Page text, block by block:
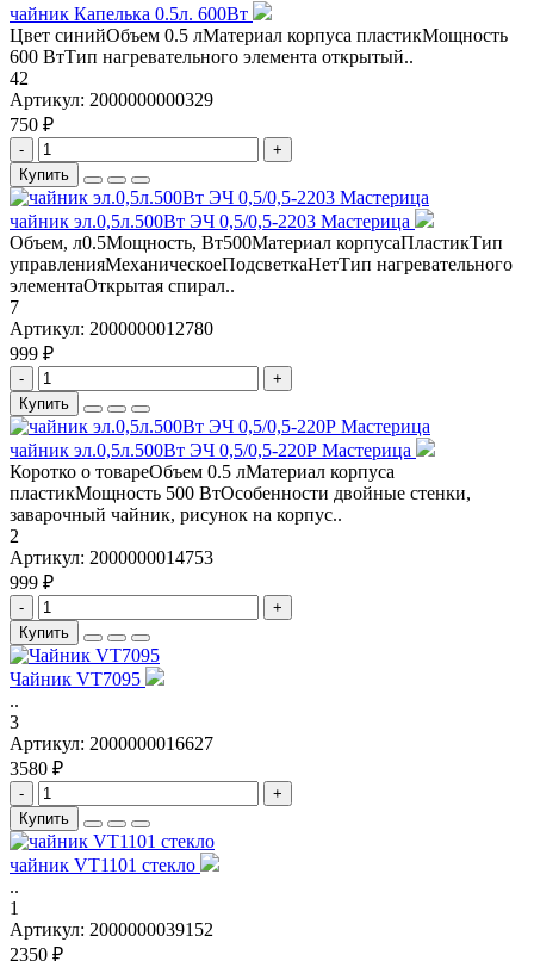
чайник Капелька 0.5л. 600Вт
Цвет синийОбъем 0.5 лМатериал корпуса пластикМощность
600 ВтТип нагревательного элемента открытый..
42
Артикул: 2000000000329
750 ₽
-
+
Купить
чайник эл.0,5л.500Вт ЭЧ 0,5/0,5-2203 Мастерица
Объем, л0.5Мощность, Вт500Материал корпусаПластикТип
управленияМеханическоеПодсветкаНетТип нагревательного
элементаОткрытая спирал..
7
Артикул: 2000000012780
999 ₽
-
+
Купить
чайник эл.0,5л.500Вт ЭЧ 0,5/0,5-220Р Мастерица
Коротко о товареОбъем 0.5 лМатериал корпуса
пластикМощность 500 ВтОсобенности двойные стенки,
заварочный чайник, рисунок на корпус..
2
Артикул: 2000000014753
999 ₽
-
+
Купить
Чайник VT7095
..
3
Артикул: 2000000016627
3580 ₽
-
+
Купить
чайник VT1101 стекло
..
1
Артикул: 2000000039152
2350 ₽